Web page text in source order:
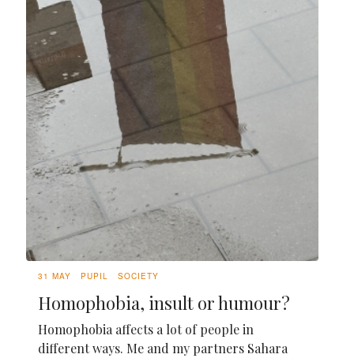
31 MAY PUPIL SOCIETY
Homophobia, insult or humour?
Homophobia affects a lot of people in
different ways. Me and my partners Sahara